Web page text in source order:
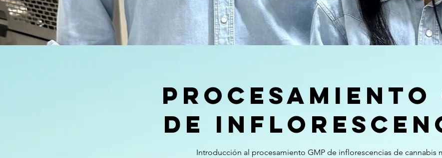
Procesamiento
de
Introducción al procesamiento GMP de inflorescencias de cannabis